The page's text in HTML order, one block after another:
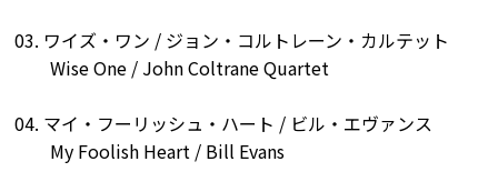
03. ワイズ・ワン / ジョン・コルトレーン・カルテット
Wise One / John Coltrane Quartet
04. マイ・フーリッシュ・ハート / ビル・エヴァンス
My Foolish Heart / Bill Evans